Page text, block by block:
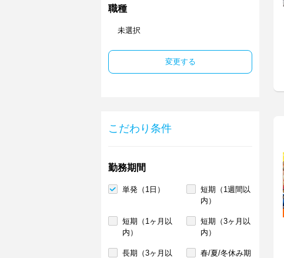
職種
未選択
変更する
こだわり条件
勤務期間
単発（1日）
短期（1週間以
内）
短期（1ヶ月以
内）
短期（3ヶ月以
内）
長期（3ヶ月以
春/夏/冬休み期